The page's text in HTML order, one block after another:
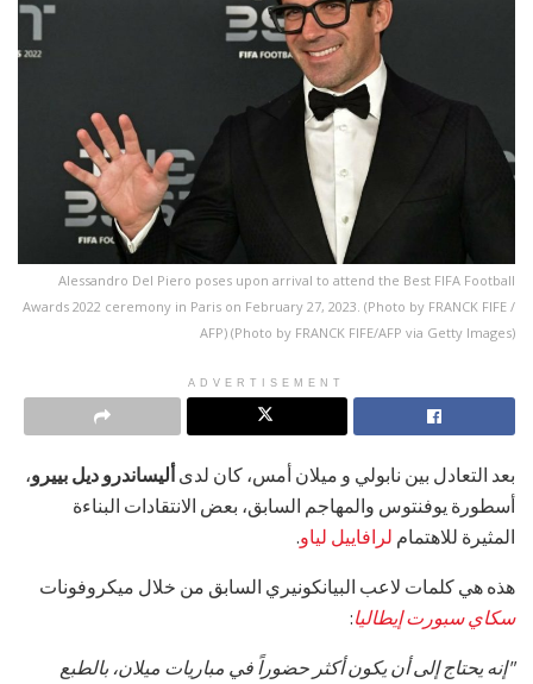
Alessandro Del Piero poses upon arrival to attend the Best FIFA Football
Awards 2022 ceremony in Paris on February 27, 2023. (Photo by FRANCK FIFE /
AFP) (Photo by FRANCK FIFE/AFP via Getty Images)
ADVERTISEMENT
بعد التعادل بين نابولي و ميلان أمس، كان لدىأليساندرو ديل بييرو،
أسطورة يوفنتوس والمهاجم السابق، بعض الانتقادات البناءة
المثيرة للاهتمام لرافاييل لياو.
هذه هي كلمات لاعب البيانكونيري السابق من خلال ميكروفونات
سكاي سبورت إيطاليا:
"إنه يحتاج إلى أن يكون أكثر حضوراً في مباريات ميلان، بالطبع